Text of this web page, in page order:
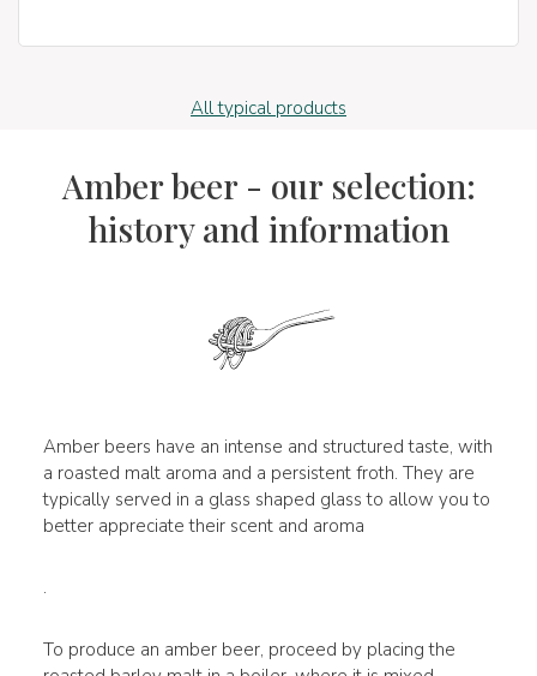
All typical products
Amber beer - our selection:
history and information
Amber beers have an intense and structured taste, with
a roasted malt aroma and a persistent froth. They are
typically served in a glass shaped glass to allow you to
better appreciate their scent and aroma
.
To produce an amber beer, proceed by placing the